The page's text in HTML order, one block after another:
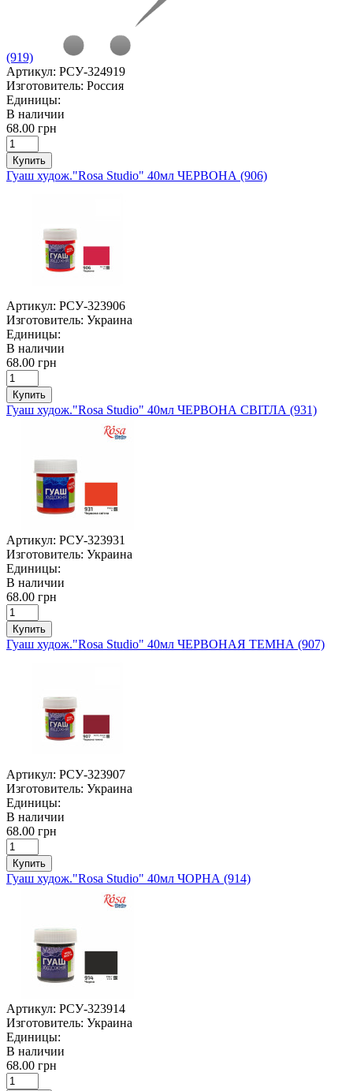
(919)
Артикул: РСУ-324919
Изготовитель: Россия
Единицы:
В наличии
68.00 грн
Купить
Гуаш худож."Rosa Studio" 40мл ЧЕРВОНА (906)
Артикул: РСУ-323906
Изготовитель: Украина
Единицы:
В наличии
68.00 грн
Купить
Гуаш худож."Rosa Studio" 40мл ЧЕРВОНА СВІТЛА (931)
Артикул: РСУ-323931
Изготовитель: Украина
Единицы:
В наличии
68.00 грн
Купить
Гуаш худож."Rosa Studio" 40мл ЧЕРВОНАЯ ТЕМНА (907)
Артикул: РСУ-323907
Изготовитель: Украина
Единицы:
В наличии
68.00 грн
Купить
Гуаш худож."Rosa Studio" 40мл ЧОРНА (914)
Артикул: РСУ-323914
Изготовитель: Украина
Единицы:
В наличии
68.00 грн